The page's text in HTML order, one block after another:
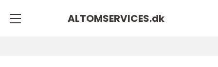
ALTOMSERVICES.dk